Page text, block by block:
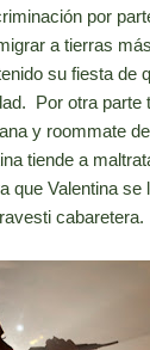
por
a tierras
su fiesta
Por otra parte
y roommate
tiende a
que Valentina
cabaretera.